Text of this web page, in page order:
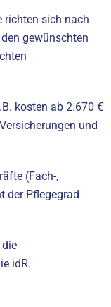
richten sich nach
gewünschten
kosten ab 2.670 €
und
(Fach-,
der Pflegegrad
idR.